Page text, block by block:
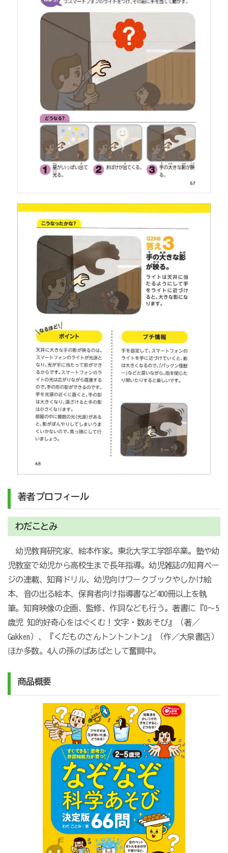
著者プロフィール
わだことみ
幼児教育研究家、絵本作家。東北大学工学部卒業。塾や幼
児教室で幼児から高校生まで長年指導。幼児雑誌の知育ペー
ジの連載、知育ドリル、幼児向けワークブックやしかけ絵
本、音の出る絵本、保育者向け指導書など400冊以上を執
筆。知育映像の企画、監修、作詞なども行う。著書に『0～5
歳児 知的好奇心をはぐくむ！文字・数あそび』（著／
Gakken）、『くだものさんトントントン』（作／大泉書店）
ほか多数。4人の孫のばあばとして奮闘中。
商品概要